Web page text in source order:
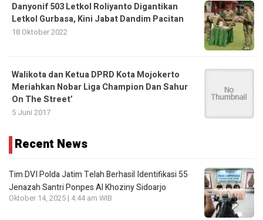
Danyonif 503 Letkol Roliyanto Digantikan
Letkol Gurbasa, Kini Jabat Dandim Pacitan
18 Oktober 2022
Walikota dan Ketua DPRD Kota Mojokerto
Meriahkan Nobar Liga Champion Dan Sahur
On The Street’
5 Juni 2017
Recent News
Tim DVI Polda Jatim Telah Berhasil Identifikasi 55
Jenazah Santri Ponpes Al Khoziny Sidoarjo
Oktober 14, 2025 | 4:44 am WIB